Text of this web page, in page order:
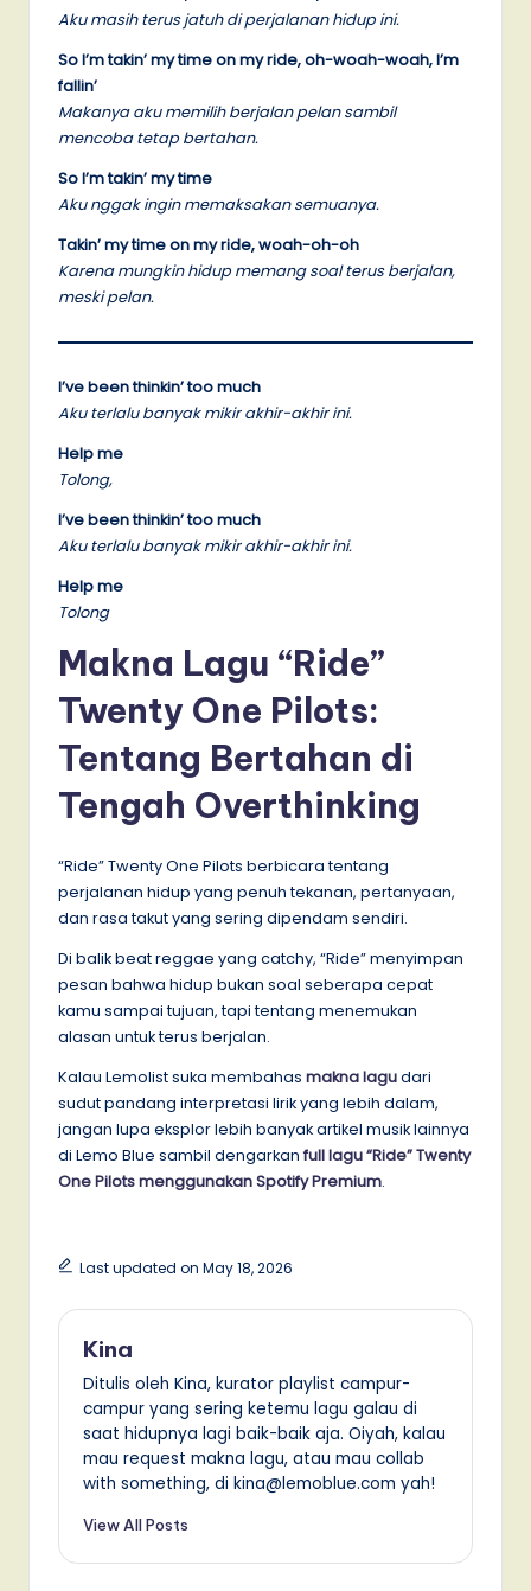
Aku masih terus jatuh di perjalanan hidup ini.
So I’m takin’ my time on my ride, oh-woah-woah, I’m
fallin’
Makanya aku memilih berjalan pelan sambil
mencoba tetap bertahan.
So I’m takin’ my time
Aku nggak ingin memaksakan semuanya.
Takin’ my time on my ride, woah-oh-oh
Karena mungkin hidup memang soal terus berjalan,
meski pelan.
I’ve been thinkin’ too much
Aku terlalu banyak mikir akhir-akhir ini.
Help me
Tolong,
I’ve been thinkin’ too much
Aku terlalu banyak mikir akhir-akhir ini.
Help me
Tolong
Makna Lagu “Ride”
Twenty One Pilots:
Tentang Bertahan di
Tengah Overthinking
“Ride” Twenty One Pilots berbicara tentang
perjalanan hidup yang penuh tekanan, pertanyaan,
dan rasa takut yang sering dipendam sendiri.
Di balik beat reggae yang catchy, “Ride” menyimpan
pesan bahwa hidup bukan soal seberapa cepat
kamu sampai tujuan, tapi tentang menemukan
alasan untuk terus berjalan.
Kalau Lemolist suka membahas makna lagudari
sudut pandang interpretasi lirik yang lebih dalam,
jangan lupa eksplor lebih banyak artikel musik lainnya
di Lemo Blue sambil dengarkan full lagu “Ride” Twenty
One Pilots menggunakan Spotify Premium.
Last updated on May 18, 2026
Kina
Ditulis oleh Kina, kurator playlist campur-
campur yang sering ketemu lagu galau di
saat hidupnya lagi baik-baik aja. Oiyah, kalau
mau request makna lagu, atau mau collab
with something, di kina@lemoblue.com yah!
View All Posts